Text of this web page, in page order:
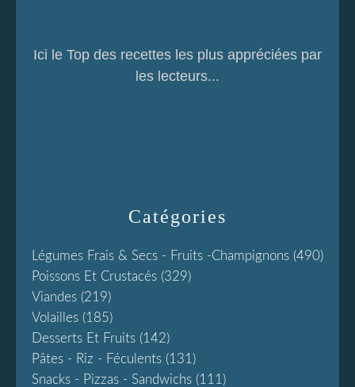
Catégories
Légumes Frais & Secs - Fruits -champignons (490)
Poissons Et Crustacés (329)
Viandes (219)
Volailles (185)
Desserts Et Fruits (142)
Pâtes - Riz - Féculents (131)
Snacks - Pizzas - Sandwichs (111)
Ici le Top des recettes les plus appréciées par
les lecteurs...